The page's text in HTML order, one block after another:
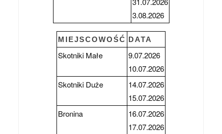
3.08.2026
MIEJSCOWOŚĆ DATA
Skotniki Małe
9.07.2026
10.07.2026
Skotniki Duże
14.07.2026
15.07.2026
Bronina
16.07.2026
17.07.2026